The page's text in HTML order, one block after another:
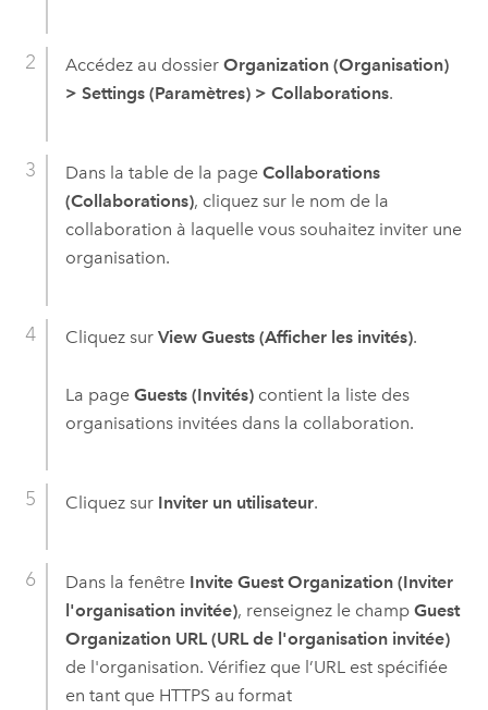
Accédez au dossier Organization (Organisation)
> Settings (Paramètres) > Collaborations.
Dans la table de la page Collaborations
(Collaborations), cliquez sur le nom de la
collaboration à laquelle vous souhaitez inviter une
organisation.
Cliquez sur View Guests (Afficher les invités).
La page Guests (Invités)contient la liste des
organisations invitées dans la collaboration.
Cliquez sur Inviter un utilisateur.
Dans la fenêtre Invite Guest Organization (Inviter
l'organisation invitée), renseignez le champ Guest
Organization URL (URL de l'organisation invitée)
de l'organisation. Vérifiez que l’URL est spécifiée
en tant que HTTPS au format